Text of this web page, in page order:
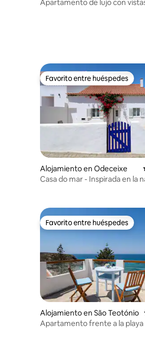
Apartamento de lujo con
Favorito entre huéspedes
Favorito entre huéspedes
Alojamiento en Odeceixe
Casa do mar - Inspirada en la
Favorito entre huéspedes
Favorito entre huéspedes
Alojamiento en São Teotónio
Apartamento frente a la playa